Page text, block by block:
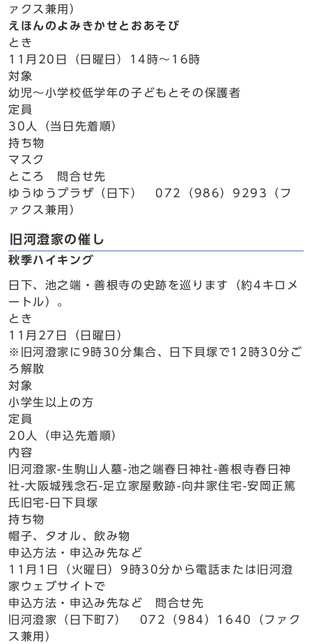
ァクス兼用）
えほんのよみきかせとおあそび
とき
11月20日（日曜日）14時～16時
対象
幼児～小学校低学年の子どもとその保護者
定員
30人（当日先着順）
持ち物
マスク
ところ 問合せ先
ゆうゆうプラザ（日下） 072（986）9293（フ
ァクス兼用）
旧河澄家の催し
秋季ハイキング
日下、池之端・善根寺の史跡を巡ります（約4キロメ
ートル）。
とき
11月27日（日曜日）
※旧河澄家に9時30分集合、日下貝塚で12時30分ご
ろ解散
対象
小学生以上の方
定員
20人（申込先着順）
内容
旧河澄家-生駒山人墓-池之端春日神社-善根寺春日神
社-大阪城残念石-足立家屋敷跡-向井家住宅-安岡正篤
氏旧宅-日下貝塚
持ち物
帽子、タオル、飲み物
申込方法・申込み先など
11月1日（火曜日）9時30分から電話または旧河澄
家ウェブサイトで
申込方法・申込み先など 問合せ先
旧河澄家（日下町7） 072（984）1640（ファク
ス兼用）